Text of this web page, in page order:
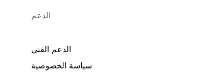
الدعم
الدعم الفني
سياسة الخصوصية